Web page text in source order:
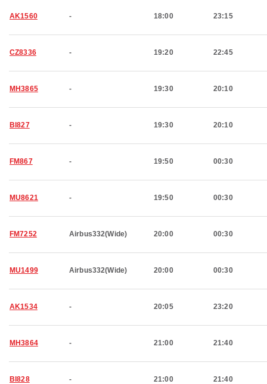
AK1560 - 18:00 23:15
CZ8336 - 19:20 22:45
MH3865 - 19:30 20:10
BI827 - 19:30 20:10
FM867 - 19:50 00:30
MU8621 - 19:50 00:30
FM7252 Airbus332(Wide) 20:00 00:30
MU1499 Airbus332(Wide) 20:00 00:30
AK1534 - 20:05 23:20
MH3864 - 21:00 21:40
BI828 - 21:00 21:40